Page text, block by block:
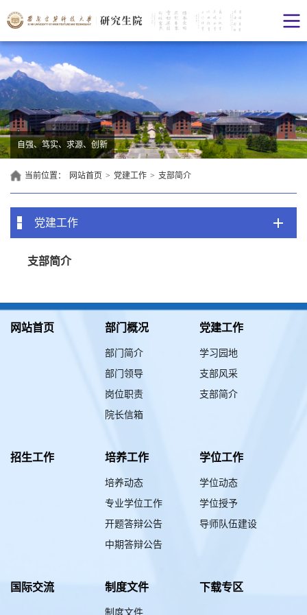
自强、笃实、求源、创新
当前位置： 网站首页 > 党建工作 > 支部简介
党建工作
支部简介
网站首页 部门概况
部门简介
部门领导
岗位职责
院长信箱
党建工作
学习园地
支部风采
支部简介
招生工作 培养工作
培养动态
专业学位工作
开题答辩公告
中期答辩公告
学位工作
学位动态
学位授予
导师队伍建设
国际交流 制度文件
制度文件
下载专区